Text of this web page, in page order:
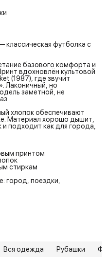
классическая футболка с
базового комфорта и
вдохновлён культовой
(1987), где звучит
Лаконичный, но
заметной, не
хлопок обеспечивают
Материал хорошо дышит,
подходит как для города,
принтом
стиркам
город, поездки,
Вся одежда Рубашки